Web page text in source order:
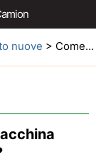
Aftermarket
nuove > Come faccio a comprare una macchina utilizzando solo estratto conto?